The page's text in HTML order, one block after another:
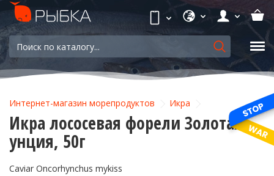
Интернет-магазин морепродуктов Икра
Икра лососевая форели Золотая
унция, 50г
Caviar Oncorhynchus mykiss